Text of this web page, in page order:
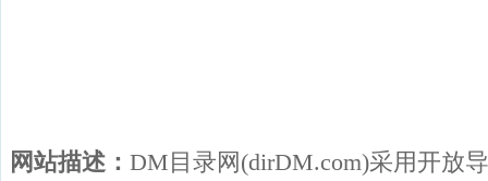
网站描述： DM目录网(dirDM.com)采用开放